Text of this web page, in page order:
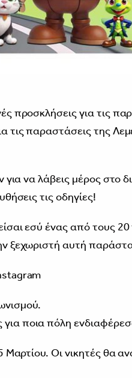
προσκλήσεις για τις
τις παραστάσεις της
να λάβεις μέρος στο
τις οδηγίες!
εσύ ένας από τους
ξεχωριστή αυτή
ποια πόλη
Μαρτίου. Oι νικητές θα